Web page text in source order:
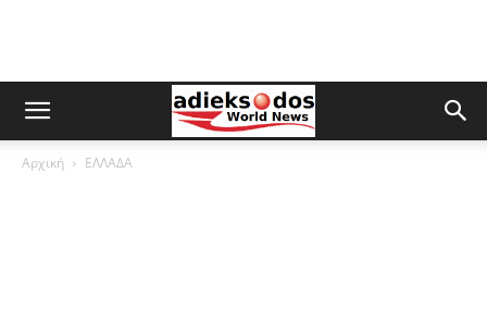
Αρχική ΕΛΛΑΔΑ